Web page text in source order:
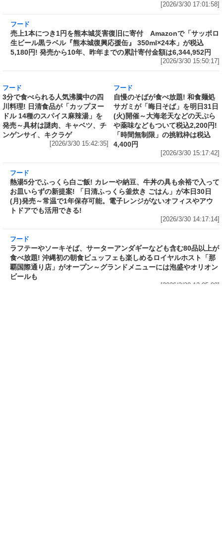
ープに! 日清が「ラーメン山岡家 醤油ラーメ
ン」をリニューアル発売～具材はチャーシュ
[2026/3/30 17:01:58]
フード
売上1本につき1円を熊本城災害復旧に寄付
Amazonで「サッポロ生ビール黒ラベル『熊本
発売から10年、昨年までの累計寄付金額は
6,344,952円
[2026/3/30 15:50:17]
フード
3分で食べられる人気沸騰中の四
川料理! 日清食品が「カップヌー
発売～具材は謎肉、キャベツ、チ
ンゲンサイ、キクラゲ
[2026/3/30 15:42:35]
フード
自慢のそばが食べ放題! 和食麺処
(火)開催～大海老天などの天ぷら
や薬味などもついて税込2,200円!
4,400円
[2026/3/30 15:17:42]
熱湯5分でふっくら白ご飯! カレーや納豆、牛丼